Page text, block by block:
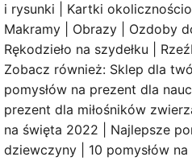
i rysunki | Kartki
Makramy | Obrazy | Ozdoby
Rękodzieło na szydełku |
Zobacz również: Sklep dla
pomysłów na prezent dla
prezent dla miłośników
na święta 2022 | Najlepsze
dziewczyny | 10 pomysłów na